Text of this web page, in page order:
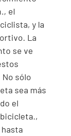
el
y la
La
se ve
sólo
sea más
el